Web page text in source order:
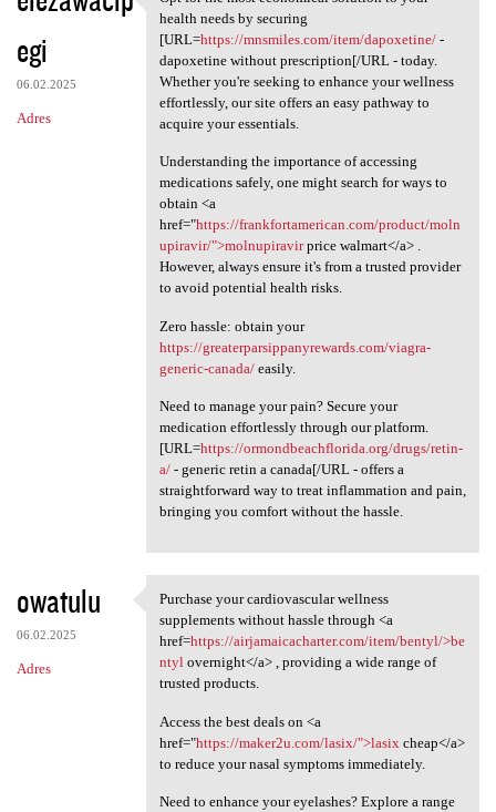
egi
06.02.2025
Adres
Opt for the most economical
health needs by securing
[URL=https://mnsmiles.com/item/dapoxetine/-
dapoxetine without prescription[/URL - today.
Whether you're seeking to enhance your wellness
effortlessly, our site offers an easy pathway to
acquire your essentials.
Understanding the importance of accessing
medications safely, one might search for ways to
obtain <a
href="https://frankfortamerican.com/product/moln
upiravir/">molnupiravirprice walmart</a> .
However, always ensure it's from a trusted provider
to avoid potential health risks.
Zero hassle: obtain your
https://greaterparsippanyrewards.com/viagra-
generic-canada/easily.
Need to manage your pain? Secure your
medication effortlessly through our platform.
[URL=https://ormondbeachflorida.org/drugs/retin-
a/- generic retin a canada[/URL - offers a
straightforward way to treat inflammation and pain,
bringing you comfort without the hassle.
owatulu
06.02.2025
Adres
Purchase your cardiovascular
Purchase your cardiovascular wellness
supplements without hassle through <a
href=https://airjamaicacharter.com/item/bentyl/>be
ntyl overnight</a> , providing a wide range of
trusted products.
Access the best deals on <a
href="https://maker2u.com/lasix/">lasix cheap</a>
to reduce your nasal symptoms immediately.
Need to enhance your eyelashes? Explore a range